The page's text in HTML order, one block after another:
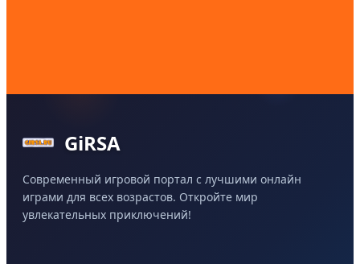
GiRSA
Современный игровой портал с лучшими онлайн
играми для всех возрастов. Откройте мир
увлекательных приключений!